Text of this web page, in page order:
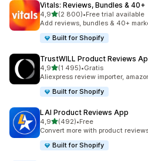
Vitals: Reviews, Bundles & 40+
4,9na 5 gwiazdek
(2 800)
Łączna liczba recenzji: 2800
•Free trial available
Add reviews, bundles & 40+
Built for Shopify
TrustWILL Product Reviews
4,9na 5 gwiazdek
(1 495)
Łączna liczba recenzji: 1495
•Gratis
Aliexpress review importer,
Built for Shopify
LAI Product Reviews App
4,9na 5 gwiazdek
(492)
Łączna liczba recenzji: 492
•Free
Convert more with product
Built for Shopify